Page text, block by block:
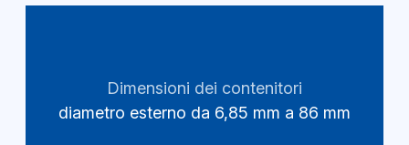
Dimensioni dei contenitori
diametro esterno da 6,85 mm a 86 mm